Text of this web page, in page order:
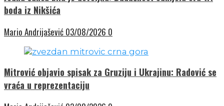
boda iz Nikšića
Mario Andrijašević 03/08/2026 0
Mitrović objavio spisak za Gruziju i Ukrajinu: Radović se
vraća u reprezentaciju